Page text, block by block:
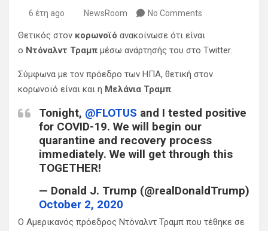
6 έτη ago NewsRoom No Comments
Θετικός στον κορωνοϊό ανακοίνωσε ότι είναι
ο Ντόναλντ Τραμπ μέσω ανάρτησής του στο Twitter.
Σύμφωνα με τον πρόεδρο των ΗΠΑ, θετική στον
κορωνοϊό είναι και η Μελάνια Τραμπ.
Tonight, @FLOTUS and I tested positive
for COVID-19. We will begin our
quarantine and recovery process
immediately. We will get through this
TOGETHER!
— Donald J. Trump (@realDonaldTrump)
October 2, 2020
Ο Αμερικανός πρόεδρος Ντόναλντ Τραμπ που τέθηκε σε